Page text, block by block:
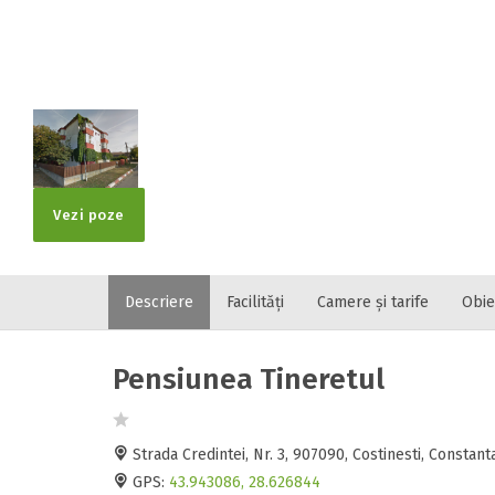
Vezi poze
Descriere Facilități Camere și tarife
Pensiunea Tineretul
Strada Credintei, Nr. 3, 907090, Costinesti,
GPS: 43.943086, 28.626844
E-mail
Numar